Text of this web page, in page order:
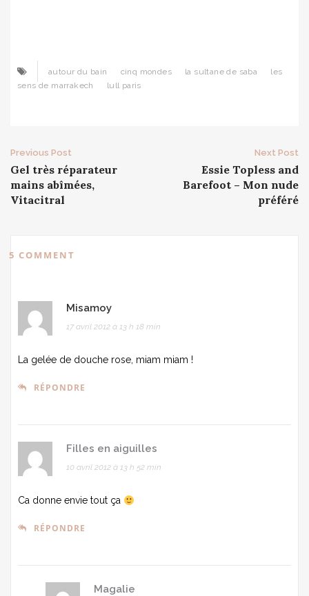
autour du bain cinq mondes la sultane de saba
les
sens de marrakech
lull paris
Post
navigation
Previous Post
Gel très réparateur
mains abîmées,
Vitacitral
Next Post
Essie Topless and
Barefoot – Mon nude
préféré
5 COMMENT
Misamoy
17 avril 2012 à 13 h 18 min
La gelée de douche rose, miam miam !
RÉPONDRE
Filles en aiguilles
10 avril 2012 à 13 h 52 min
Ca donne envie tout ça
RÉPONDRE
Magalie